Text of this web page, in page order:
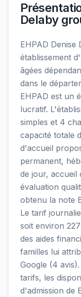
Delaby
EHPAD
établissement
âgées
dans le
EHPAD est un
lucratif.
simples et 4
capacité totale
d'accueil
permanent,
de jour, accueil
évaluation
obtenu la note
Le tarif
soit environ
des aides
familles lui
Google (4
tarifs, les
d'admission de